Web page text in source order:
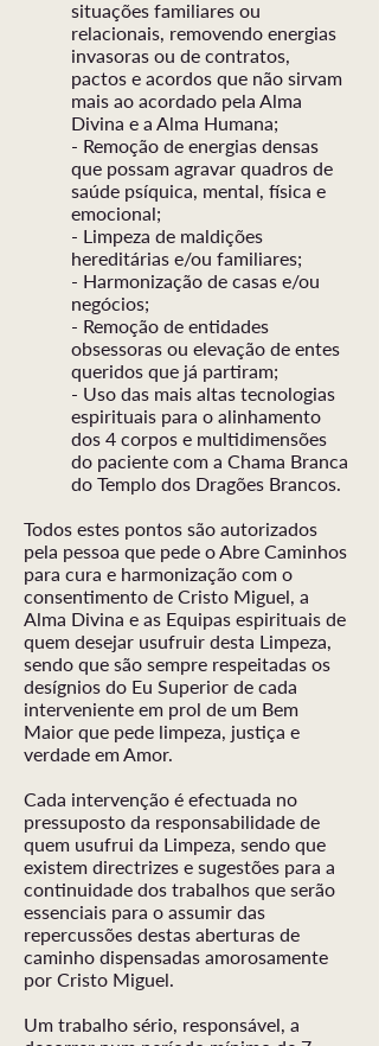
situações familiares ou
relacionais, removendo energias
invasoras ou de contratos,
pactos e acordos que não sirvam
mais ao acordado pela Alma
Divina e a Alma Humana;
- Remoção de energias densas
que possam agravar quadros de
saúde psíquica, mental, física e
emocional;
- Limpeza de maldições
hereditárias e/ou familiares;
- Harmonização de casas e/ou
negócios;
- Remoção de entidades
obsessoras ou elevação de entes
queridos que já partiram;
- Uso das mais altas tecnologias
espirituais para o alinhamento
dos 4 corpos e multidimensões
do paciente com a Chama Branca
do Templo dos Dragões Brancos.
Todos estes pontos são autorizados
pela pessoa que pede o Abre Caminhos
para cura e harmonização com o
consentimento de Cristo Miguel, a
Alma Divina e as Equipas espirituais de
quem desejar usufruir desta Limpeza,
sendo que são sempre respeitadas os
desígnios do Eu Superior de cada
interveniente em prol de um Bem
Maior que pede limpeza, justiça e
verdade em Amor.
Cada intervenção é efectuada no
pressuposto da responsabilidade de
quem usufrui da Limpeza, sendo que
existem directrizes e sugestões para a
continuidade dos trabalhos que serão
essenciais para o assumir das
repercussões destas aberturas de
caminho dispensadas amorosamente
por Cristo Miguel.
Um trabalho sério, responsável, a